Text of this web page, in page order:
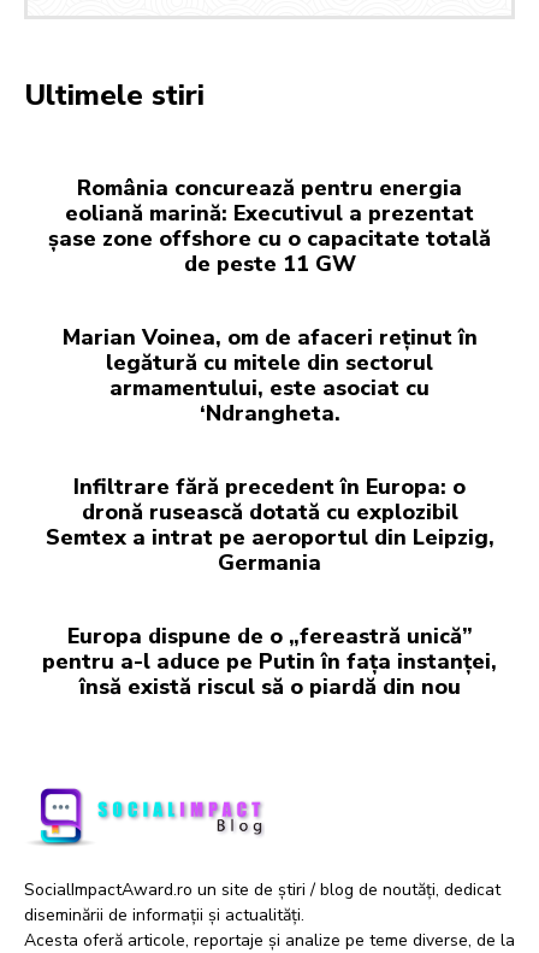
Ultimele stiri
România concurează pentru energia
eoliană marină: Executivul a prezentat
șase zone offshore cu o capacitate totală
de peste 11 GW
Marian Voinea, om de afaceri reținut în
legătură cu mitele din sectorul
armamentului, este asociat cu
‘Ndrangheta.
Infiltrare fără precedent în Europa: o
dronă rusească dotată cu explozibil
Semtex a intrat pe aeroportul din Leipzig,
Germania
Europa dispune de o „fereastră unică”
pentru a-l aduce pe Putin în fața instanței,
însă există riscul să o piardă din nou
SocialImpactAward.ro un site de știri / blog de noutăți, dedicat
diseminării de informații și actualități.
Acesta oferă articole, reportaje și analize pe teme diverse, de la